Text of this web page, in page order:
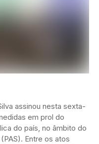
assinou nesta sexta-
em prol do
do país, no âmbito do
Entre os atos